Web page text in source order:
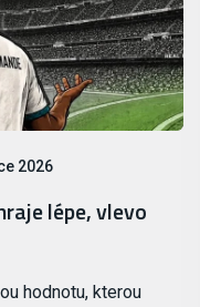
2026
lépe, vlevo
hodnotu, kterou